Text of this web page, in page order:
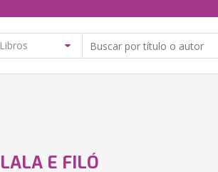
LALA E FILÓ